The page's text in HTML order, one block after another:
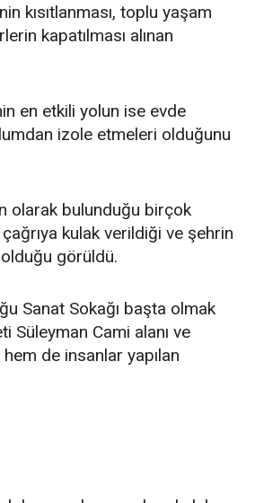
kısıtlanması, toplu yaşam
kapatılması alınan
en etkili yolun ise evde
izole etmeleri olduğunu
olarak bulunduğu birçok
kulak verildiği ve şehrin
görüldü.
Sanat Sokağı başta olmak
Süleyman Cami alanı ve
de insanlar yapılan